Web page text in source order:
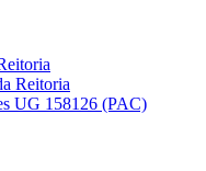
Reitoria
UG 158126 (PAC)